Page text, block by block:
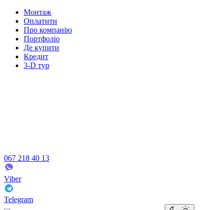
Монтаж
Оплатити
Про компанію
Портфоліо
Де купити
Кредит
3-D тур
067 218 40 13
Viber
Telegram